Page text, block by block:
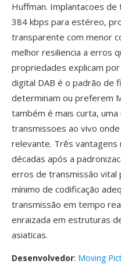
Huffman. Implantacoes
384 kbps para estéreo,
transparente com menor
melhor resiliencia a erros
propriedades explicam
digital DAB é o padrão de
determinam ou preferem
também é mais curta,
transmissoes ao vivo onde
relevante. Três
décadas após a
erros de transmissão vital
mínimo de codificação
transmissão em tempo
enraizada em estruturas
asiaticas.
Desenvolvedor: Moving